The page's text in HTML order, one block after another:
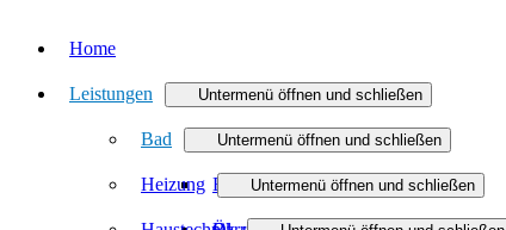
Home
Leistungen Untermenü öffnen und schließen
Bad Untermenü öffnen und schließen
Badmodernisierung
Heizung Untermenü öffnen und schließen